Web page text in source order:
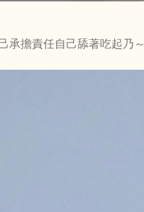
承擔責任自己舔著吃起乃～